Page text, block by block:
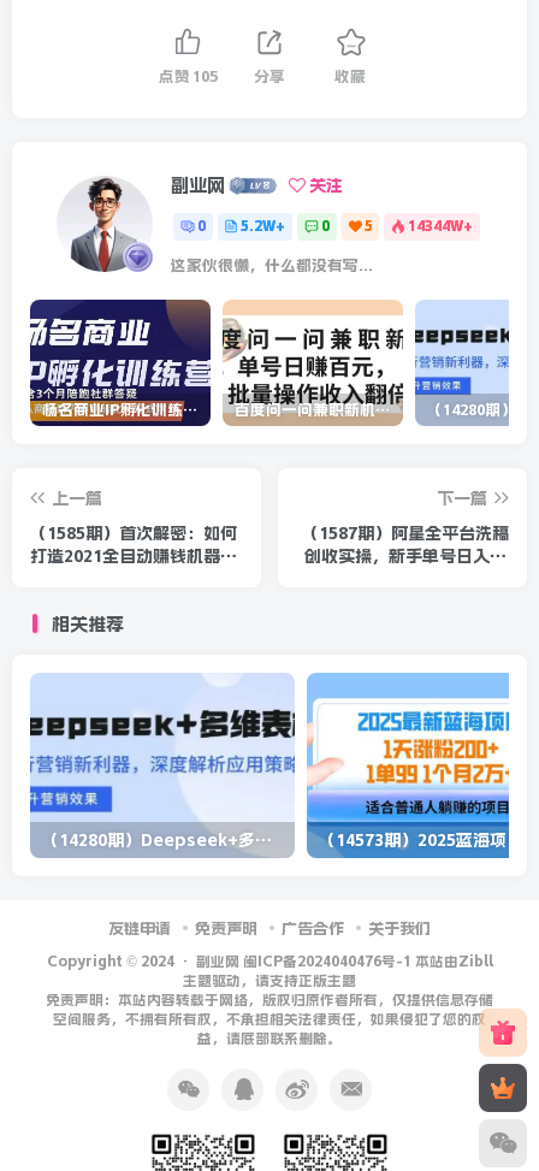
点赞 105 分享 收藏
副业网 关注
0 5.2W+ 0 5 14344W+
这家伙很懒，什么都没有写...
杨名商业IP孵化训练营，从商业到内容到转化一站式学 价值5980元 百度问一问兼职新机遇，单号日赚百元，批量操作收入翻倍
上一篇
（1585期）首次解密：如何
打造2021全自动赚钱机器？
下一篇
（1587期）阿星全平台洗稿
创收实操，新手单号日入60
相关推荐
（14280期）Deepseek+多维表格，银行营销新利器，深度解析应用策略，提升营销效果
友链申请 免责声明 广告合作 关于我们
Copyright © 2024 · 副业网 闽ICP备2024040476号-1 本站由Zibll
主题驱动，请支持正版主题
免责声明：本站内容转载于网络，版权归原作者所有，仅提供信息存储
空间服务，不拥有所有权，不承担相关法律责任，如果侵犯了您的权
益，请底部联系删除。